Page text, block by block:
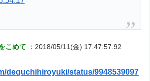
こめて
：2018/05/11(金) 17:47:57.92
deguchihiroyuki/status/9948539097